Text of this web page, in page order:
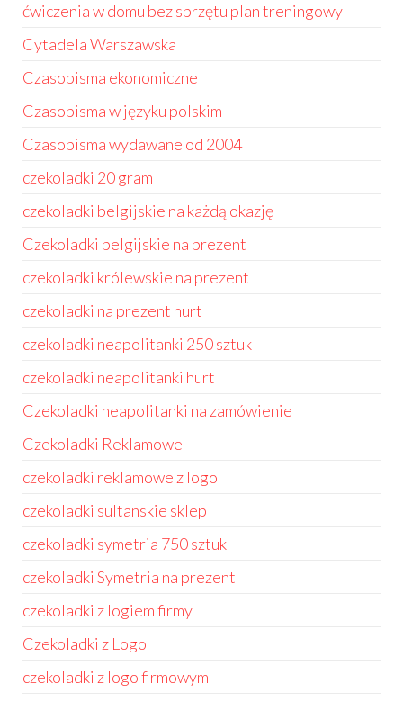
ćwiczenia w domu bez sprzętu plan treningowy
Cytadela Warszawska
Czasopisma ekonomiczne
Czasopisma w języku polskim
Czasopisma wydawane od 2004
czekoladki 20 gram
czekoladki belgijskie na każdą okazję
Czekoladki belgijskie na prezent
czekoladki królewskie na prezent
czekoladki na prezent hurt
czekoladki neapolitanki 250 sztuk
czekoladki neapolitanki hurt
Czekoladki neapolitanki na zamówienie
Czekoladki Reklamowe
czekoladki reklamowe z logo
czekoladki sultanskie sklep
czekoladki symetria 750 sztuk
czekoladki Symetria na prezent
czekoladki z logiem firmy
Czekoladki z Logo
czekoladki z logo firmowym